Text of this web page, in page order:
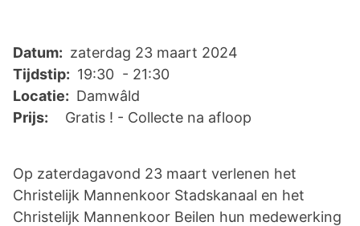
Datum: zaterdag 23 maart 2024
Tijdstip: 19:30 - 21:30
Locatie: Damwâld
Prijs:
Gratis ! - Collecte na afloop
Op zaterdagavond 23 maart verlenen het
Christelijk Mannenkoor Stadskanaal en het
Christelijk Mannenkoor Beilen hun medewerking